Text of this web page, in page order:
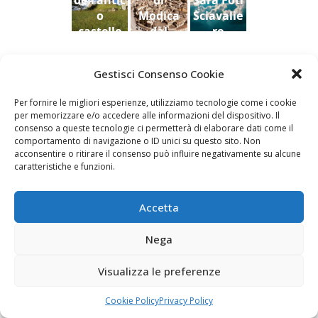
Gestisci Consenso Cookie
Per fornire le migliori esperienze, utilizziamo tecnologie come i cookie
per memorizzare e/o accedere alle informazioni del dispositivo. Il
consenso a queste tecnologie ci permetterà di elaborare dati come il
comportamento di navigazione o ID unici su questo sito. Non
acconsentire o ritirare il consenso può influire negativamente su alcune
caratteristiche e funzioni.
Accetta
Nega
Visualizza le preferenze
Cookie PolicyPrivacy Policy
o
castello
Dario
Modica
dal
contea ,
Vespo
Sciavalie
re
Le Stanze di Arte e Luoghi | Albergo diffuso
abilitare questo contenuto